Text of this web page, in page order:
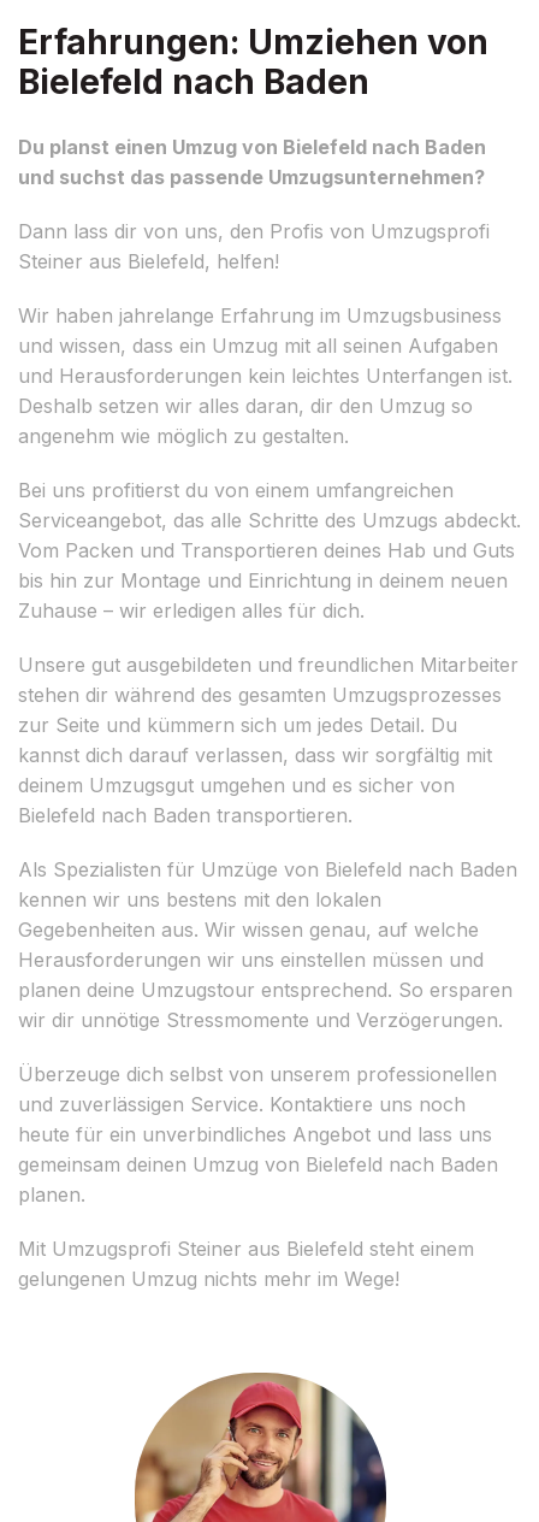
Erfahrungen: Umziehen von
Bielefeld nach Baden
Du planst einen Umzug von Bielefeld nach Baden
und suchst das passende Umzugsunternehmen?
Dann lass dir von uns, den Profis von Umzugsprofi
Steiner aus Bielefeld, helfen!
Wir haben jahrelange Erfahrung im Umzugsbusiness
und wissen, dass ein Umzug mit all seinen Aufgaben
und Herausforderungen kein leichtes Unterfangen ist.
Deshalb setzen wir alles daran, dir den Umzug so
angenehm wie möglich zu gestalten.
Bei uns profitierst du von einem umfangreichen
Serviceangebot, das alle Schritte des Umzugs abdeckt.
Vom Packen und Transportieren deines Hab und Guts
bis hin zur Montage und Einrichtung in deinem neuen
Zuhause – wir erledigen alles für dich.
Unsere gut ausgebildeten und freundlichen Mitarbeiter
stehen dir während des gesamten Umzugsprozesses
zur Seite und kümmern sich um jedes Detail. Du
kannst dich darauf verlassen, dass wir sorgfältig mit
deinem Umzugsgut umgehen und es sicher von
Bielefeld nach Baden transportieren.
Als Spezialisten für Umzüge von Bielefeld nach Baden
kennen wir uns bestens mit den lokalen
Gegebenheiten aus. Wir wissen genau, auf welche
Herausforderungen wir uns einstellen müssen und
planen deine Umzugstour entsprechend. So ersparen
wir dir unnötige Stressmomente und Verzögerungen.
Überzeuge dich selbst von unserem professionellen
und zuverlässigen Service. Kontaktiere uns noch
heute für ein unverbindliches Angebot und lass uns
gemeinsam deinen Umzug von Bielefeld nach Baden
planen.
Mit Umzugsprofi Steiner aus Bielefeld steht einem
gelungenen Umzug nichts mehr im Wege!